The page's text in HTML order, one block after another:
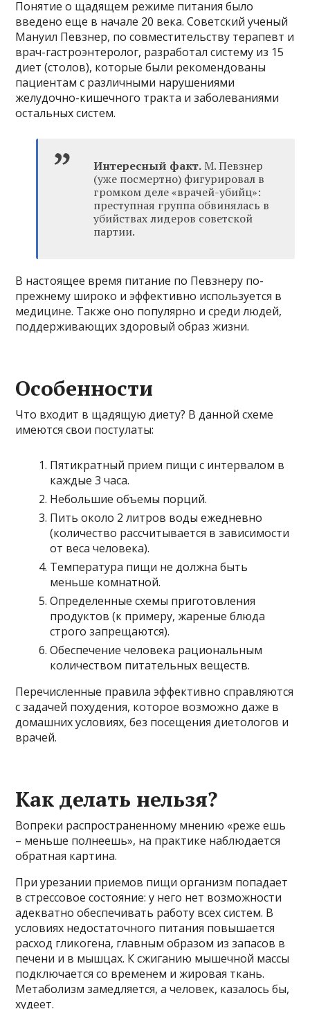
Понятие о щадящем режиме питания было
введено еще в начале 20 века. Советский ученый
Мануил Певзнер, по совместительству терапевт и
врач-гастроэнтеролог, разработал систему из 15
диет (столов), которые были рекомендованы
пациентам с различными нарушениями
желудочно-кишечного тракта и заболеваниями
остальных систем.
Интересный факт. М. Певзнер
(уже посмертно) фигурировал в
громком деле «врачей-убийц»:
преступная группа обвинялась в
убийствах лидеров советской
партии.
В настоящее время питание по Певзнеру по-
прежнему широко и эффективно используется в
медицине. Также оно популярно и среди людей,
поддерживающих здоровый образ жизни.
Особенности
Что входит в щадящую диету? В данной схеме
имеются свои постулаты:
Пятикратный прием пищи с интервалом в
каждые 3 часа.
Небольшие объемы порций.
Пить около 2 литров воды ежедневно
(количество рассчитывается в зависимости
от веса человека).
Температура пищи не должна быть
меньше комнатной.
Определенные схемы приготовления
продуктов (к примеру, жареные блюда
строго запрещаются).
Обеспечение человека рациональным
количеством питательных веществ.
Перечисленные правила эффективно справляются
с задачей похудения, которое возможно даже в
домашних условиях, без посещения диетологов и
врачей.
Как делать нельзя?
Вопреки распространенному мнению «реже ешь
– меньше полнеешь», на практике наблюдается
обратная картина.
При урезании приемов пищи организм попадает
в стрессовое состояние: у него нет возможности
адекватно обеспечивать работу всех систем. В
условиях недостаточного питания повышается
расход гликогена, главным образом из запасов в
печени и в мышцах. К сжиганию мышечной массы
подключается со временем и жировая ткань.
Метаболизм замедляется, а человек, казалось бы,
худеет.